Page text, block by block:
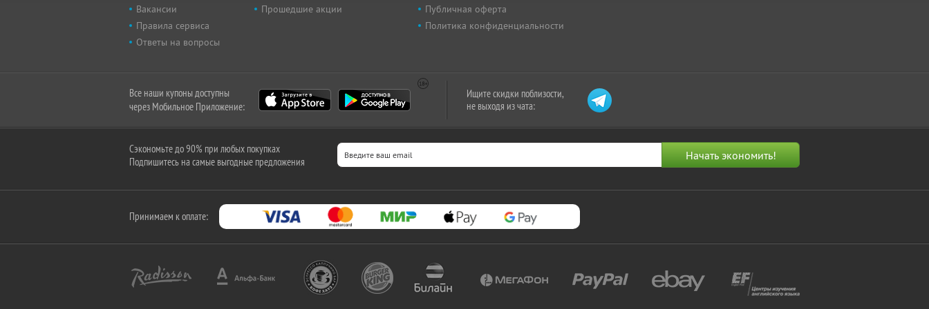
Вакансии
Правила сервиса
Ответы на вопросы
Прошедшие акции
Публичная оферта
Политика конфиденциальности
Все наши купоны доступны
через Мобильное Приложение:
Ищите скидки поблизости,
не выходя из чата:
Сэкономьте до 90% при любых покупках
Подпишитесь на самые выгодные предложения
Принимаем к оплате: